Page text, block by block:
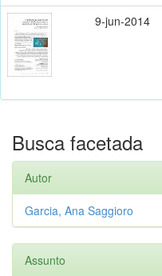
9-jun-2014
Busca facetada
Autor
Garcia, Ana Saggioro
Assunto